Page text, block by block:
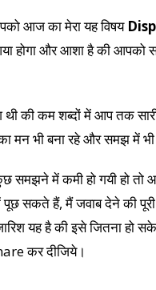
आज का मेरा यह विषय
होगा और आशा है की आपको
थी की कम शब्दों में आप तक
मन भी बना रहे और समझ में
समझने में कमी हो गयी हो तो
सकते हैं, मैं जवाब देने की
यह है की इसे जितना हो
कर दीजिये।